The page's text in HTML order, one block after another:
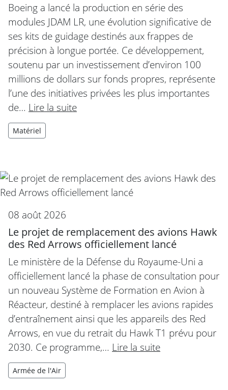
Boeing a lancé la production en série des
modules JDAM LR, une évolution significative de
ses kits de guidage destinés aux frappes de
précision à longue portée. Ce développement,
soutenu par un investissement d’environ 100
millions de dollars sur fonds propres, représente
l’une des initiatives privées les plus importantes
de… Lire la suite
Matériel
08 août 2026
Le projet de remplacement des avions Hawk
des Red Arrows officiellement lancé
Le ministère de la Défense du Royaume-Uni a
officiellement lancé la phase de consultation pour
un nouveau Système de Formation en Avion à
Réacteur, destiné à remplacer les avions rapides
d’entraînement ainsi que les appareils des Red
Arrows, en vue du retrait du Hawk T1 prévu pour
2030. Ce programme,… Lire la suite
Armée de l'Air